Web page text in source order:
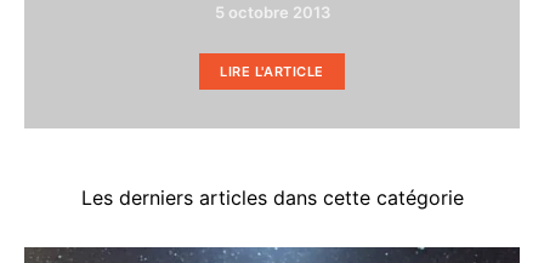
5 octobre 2013
LIRE L'ARTICLE
Les derniers articles dans cette catégorie